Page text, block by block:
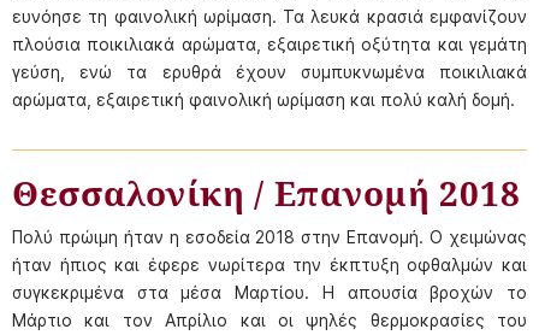
ευνόησε τη φαινολική ωρίμαση. Τα λευκά κρασιά εμφανίζουν
πλούσια ποικιλιακά αρώματα, εξαιρετική οξύτητα και γεμάτη
γεύση, ενώ τα ερυθρά έχουν συμπυκνωμένα ποικιλιακά
αρώματα, εξαιρετική φαινολική ωρίμαση και πολύ καλή δομή.
Θεσσαλονίκη / Επανομή 2018
Πολύ πρώιμη ήταν η εσοδεία 2018 στην Επανομή. Ο χειμώνας
ήταν ήπιος και έφερε νωρίτερα την έκπτυξη οφθαλμών και
συγκεκριμένα στα μέσα Μαρτίου. Η απουσία βροχών το
Μάρτιο και τον Απρίλιο και οι ψηλές θερμοκρασίες του